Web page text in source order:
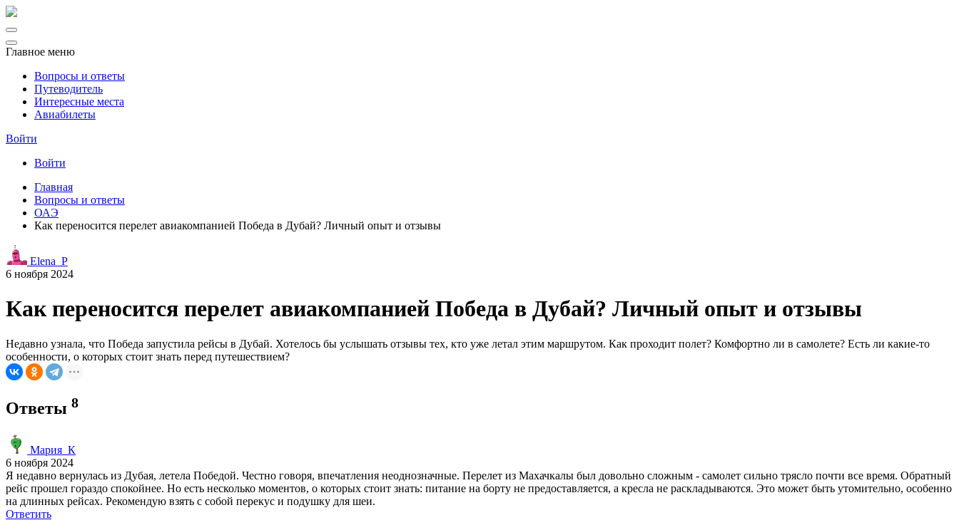
Главное меню
Вопросы и ответы
Путеводитель
Интересные места
Авиабилеты
Войти
Войти
Главная
Вопросы и ответы
ОАЭ
Как переносится перелет авиакомпанией Победа в Дубай? Личный опыт и отзывы
Elena_P
6 ноября 2024
Как переносится перелет авиакомпанией Победа в Дубай? Личный опыт и отзывы
Недавно узнала, что Победа запустила рейсы в Дубай. Хотелось бы услышать отзывы тех, кто уже летал этим маршрутом. Как проходит полет? Комфортно ли в самолете? Есть ли какие-то
особенности, о которых стоит знать перед путешествием?
Ответы 8
Мария_К
6 ноября 2024
Я недавно вернулась из Дубая, летела Победой. Честно говоря, впечатления неоднозначные. Перелет из Махачкалы был довольно сложным - самолет сильно трясло почти все время. Обратный
рейс прошел гораздо спокойнее. Но есть несколько моментов, о которых стоит знать: питание на борту не предоставляется, а кресла не раскладываются. Это может быть утомительно, особенно
на длинных рейсах. Рекомендую взять с собой перекус и подушку для шеи.
Ответить